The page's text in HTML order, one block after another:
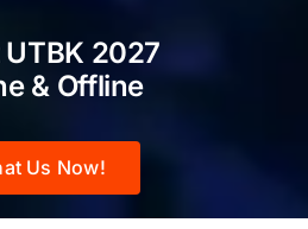
2027
& Offline
Us Now!